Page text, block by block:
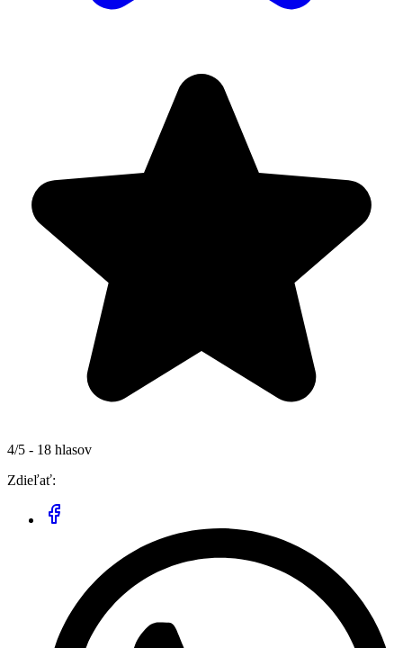
4/5 - 18 hlasov
Zdieľať: